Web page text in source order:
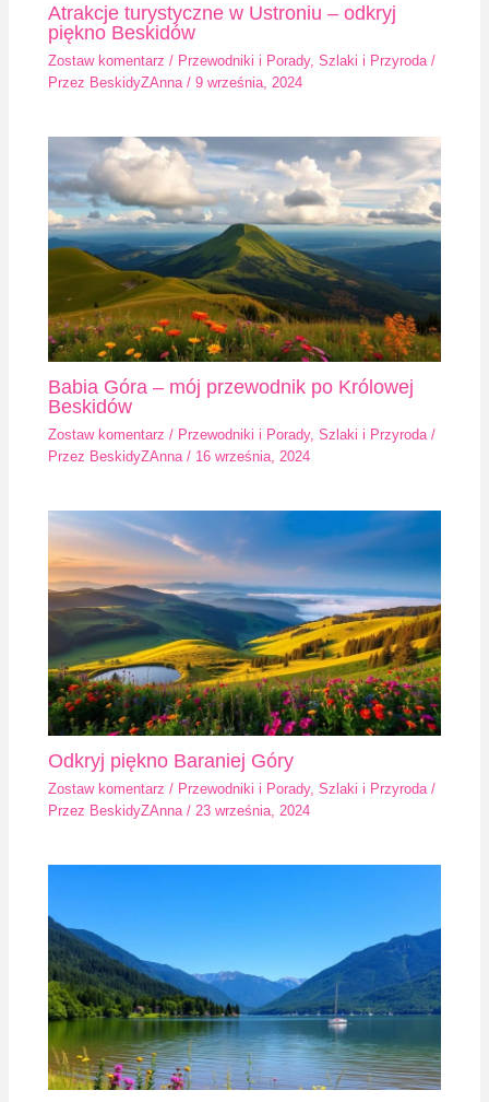
Atrakcje turystyczne w Ustroniu – odkryj
piękno Beskidów
Zostaw komentarz / Przewodniki i Porady,Szlaki i Przyroda /
Przez BeskidyZAnna/9 września, 2024
Babia Góra – mój przewodnik po Królowej
Beskidów
Zostaw komentarz / Przewodniki i Porady,Szlaki i Przyroda /
Przez BeskidyZAnna/ 16 września, 2024
Odkryj piękno Baraniej Góry
Zostaw komentarz / Przewodniki i Porady,Szlaki i Przyroda /
Przez BeskidyZAnna/ 23 września, 2024